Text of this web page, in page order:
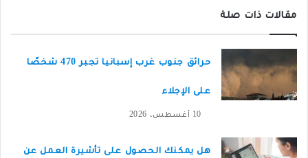
مقالات ذات صلة
حرائق جنوب غرب إسبانيا تجبر 470 شخصًا
على الإجلاء
10 أغسطس، 2026
هل يمكنك الحصول على تأشيرة العمل عن